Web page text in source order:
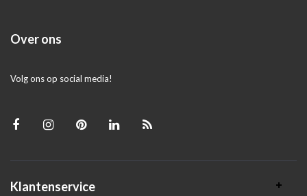
Over ons
Volg ons op social media!
Klantenservice